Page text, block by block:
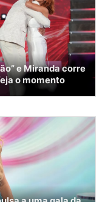
e Miranda corre
o momento